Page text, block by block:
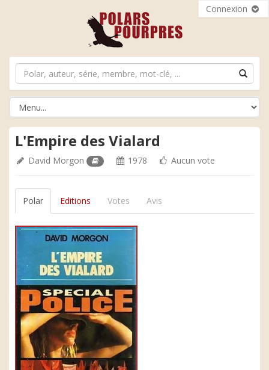
Connexion
L'Empire des Vialard
David Morgon 1978 Aucun vote
Polar Editions Votes Avis